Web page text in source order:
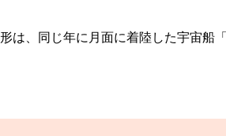
は、同じ年に月面に着陸した宇宙船